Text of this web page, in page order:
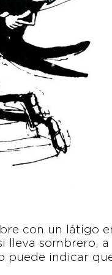
con un látigo
lleva sombrero,
puede indicar